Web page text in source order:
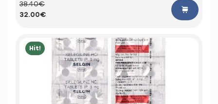
38.40€
32.00€
Hit!